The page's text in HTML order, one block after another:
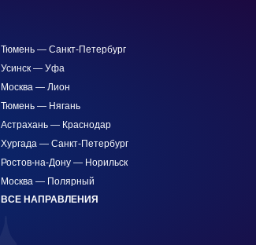
Тюмень — Санкт-Петербург
Усинск — Уфа
Москва — Лион
Тюмень — Нягань
Астрахань — Краснодар
Хургада — Санкт-Петербург
Ростов-на-Дону — Норильск
Москва — Полярный
ВСЕ НАПРАВЛЕНИЯ